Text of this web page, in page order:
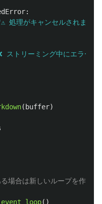
:
⚠️ 処理がキャンセルされました
ストリーミング中にエラー
( buffer)
()